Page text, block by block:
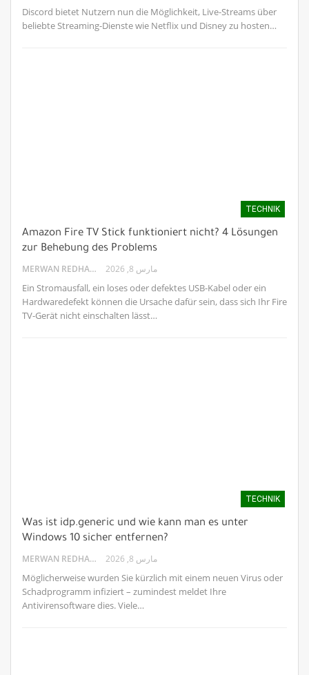
Discord bietet Nutzern nun die Möglichkeit, Live-Streams über
beliebte Streaming-Dienste wie Netflix und Disney zu hosten…
TECHNIK
Amazon Fire TV Stick funktioniert nicht? 4 Lösungen
zur Behebung des Problems
MERWAN REDHA
مارس 8, 2026
Ein Stromausfall, ein loses oder defektes USB-Kabel oder ein
Hardwaredefekt können die Ursache dafür sein, dass sich Ihr Fire
TV-Gerät nicht einschalten lässt…
TECHNIK
Was ist idp.generic und wie kann man es unter
Windows 10 sicher entfernen?
MERWAN REDHA
مارس 8, 2026
Möglicherweise wurden Sie kürzlich mit einem neuen Virus oder
Schadprogramm infiziert – zumindest meldet Ihre
Antivirensoftware dies. Viele…